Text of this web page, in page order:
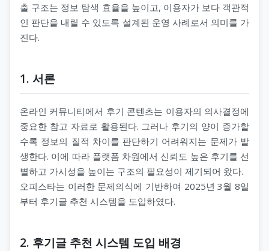
출 구조는 정보 탐색 효율을 높이고, 이용자가 보다 객관적
인 판단을 내릴 수 있도록 설계된 운영 사례로서 의미를 가
진다.
1. 서론
온라인 커뮤니티에서 후기 콘텐츠는 이용자의 의사결정에
중요한 참고 자료로 활용된다. 그러나 후기의 양이 증가할
수록 정보의 질적 차이를 판단하기 어려워지는 문제가 발
생한다. 이에 따라 플랫폼 차원에서 신뢰도 높은 후기를 선
별하고 가시성을 높이는 구조의 필요성이 제기되어 왔다.
오피스타는 이러한 문제의식에 기반하여 2025년 3월 8일
부터 후기글 추천 시스템을 도입하였다.
2. 후기글 추천 시스템 도입 배경